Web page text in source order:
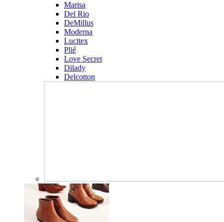
Marisa
Del Rio
DeMillus
Moderna
Lucitex
Plié
Love Secret
Dilady
Delcotton